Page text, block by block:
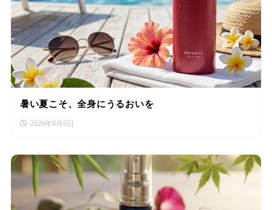
暑い夏こそ、全身にうるおいを
2026年8月6日